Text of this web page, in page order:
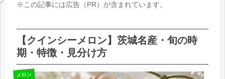
※この記事には広告（PR）が含まれています。
【クインシーメロン】茨城名産・旬の時
期・特徴・見分け方
メロン